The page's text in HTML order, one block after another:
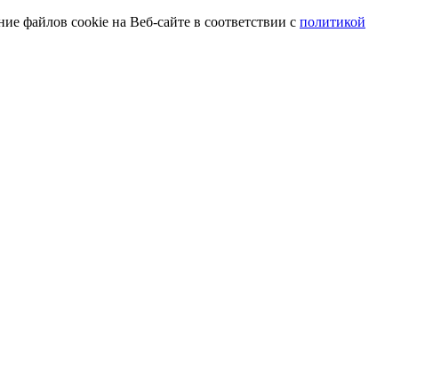
файлов cookie на Веб-сайте в соответствии с политикой